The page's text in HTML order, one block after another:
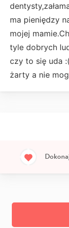
ma pieniędzy
mojej
tyle dobrych
czy to się uda
żarty a nie